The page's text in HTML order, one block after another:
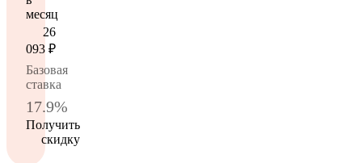
месяц
26
093 ₽
Базовая
ставка
17.9%
Получить
скидку